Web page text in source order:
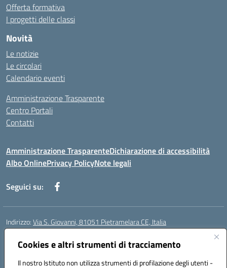
Cookies e altri strumenti di tracciamento
Il nostro Istituto non utilizza strumenti di profilazione degli utenti -
Offerta formativa
I progetti delle classi
Novità
Le notizie
Le circolari
Calendario eventi
Amministrazione Trasparente
Centro Portali
Contatti
Amministrazione TrasparenteDichiarazione di accessibilità
Albo OnlinePrivacy PolicyNote legali
Seguici su:
Indirizzo:Via S. Giovanni, 81051 Pietramelara CE, Italia
Centralino:
Posta elettronica certificata (PEC):CEIC8AB009@pec.istruzione.it
Codice fiscale: 80010130617